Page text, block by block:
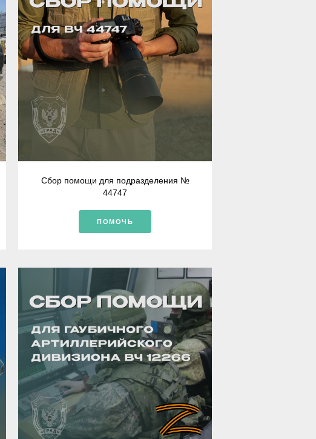
Сбор помощи для подразделения №
44747
ПОМОЧЬ